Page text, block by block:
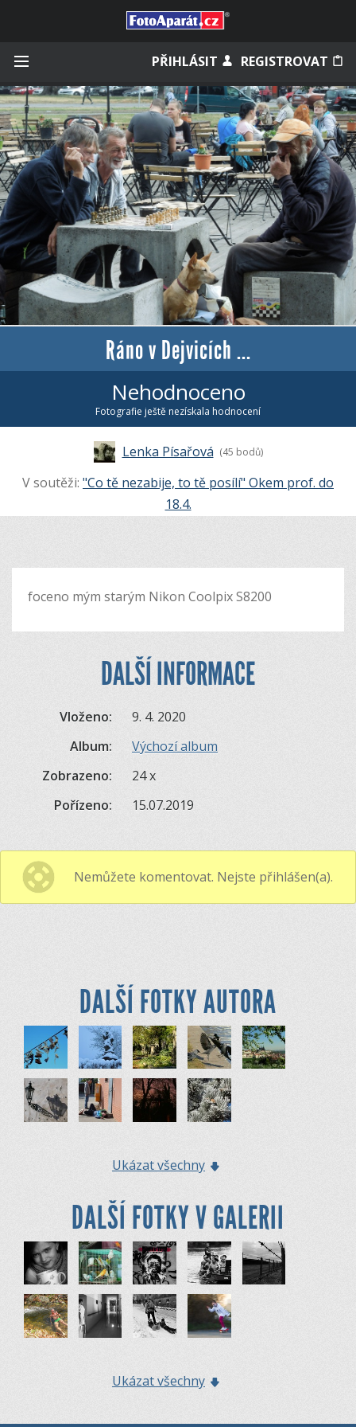
PŘIHLÁSIT REGISTROVAT
Zapamatovat
Zapomněli jste heslo?
Měli jste účet na starém webu?
Ráno v Dejvicích ...
Nehodnoceno
Fotografie ještě nezískala hodnocení
Lenka Písařová (45 bodů)
V soutěži: "Co tě nezabije, to tě posílí" Okem prof. do
18.4.
foceno mým starým Nikon Coolpix S8200
DALŠÍ INFORMACE
Vloženo:
9. 4. 2020
Album:
Výchozí album
Zobrazeno:
24 x
Pořízeno:
15.07.2019
Nemůžete komentovat. Nejste přihlášen(a).
DALŠÍ FOTKY AUTORA
Ukázat všechny
DALŠÍ FOTKY V GALERII
Ukázat všechny